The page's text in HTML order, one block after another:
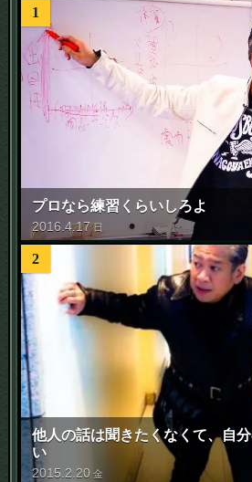
1
プロなら練習くらいしろよ
2016 .4.17 日
2
他人の話は聞きたくなくて、自
い
2015 2 20 金